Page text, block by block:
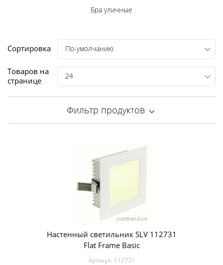
Бра уличные
Сортировка По-умолчанию
Товаров на
странице
24
Фильтр продуктов
Настенный светильник SLV 112731
Flat Frame Basic
Артикул: 112731